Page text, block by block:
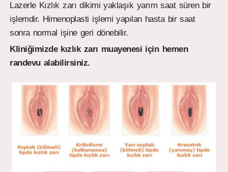
Lazerle Kızlık zarı dikimi yaklaşık yarım saat süren bir
işlemdir. Himenoplasti işlemi yapılan hasta bir saat
sonra normal işine geri dönebilir.
Kliniğimizde kızlık zarı muayenesi için hemen
randevu alabilirsiniz.